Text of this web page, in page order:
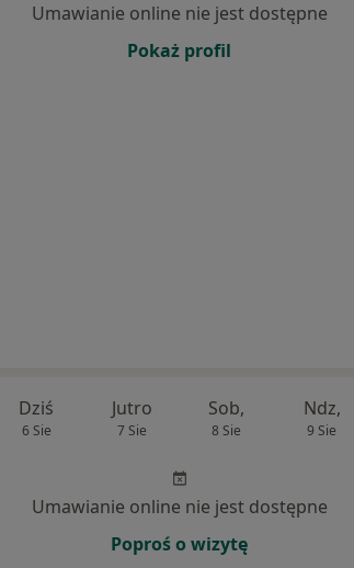
Umawianie online nie jest dostępne
Pokaż profil
Dziś
6 Sie
Jutro
7 Sie
Sob,
8 Sie
Ndz,
9 Sie
Umawianie online nie jest dostępne
Poproś o wizytę